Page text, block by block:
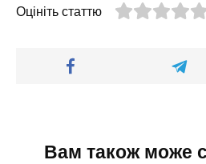
Оцініть статтю
Вам також може